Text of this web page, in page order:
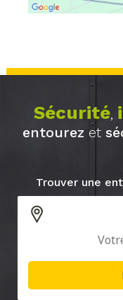
Sécurité,
entourez et
Trouver une